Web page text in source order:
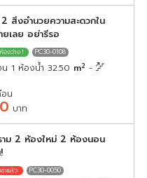
สิ่งอำนวยความสะดวกใน
เลย อย่ารีรอ
PC30-0108
1 ห้องน้ำ 32.50 m2 -
อน
บาท
าม 2 ห้องใหม่ 2 ห้องนอน
PC30-0050